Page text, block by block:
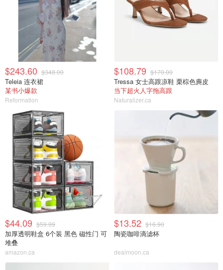
$243.60 $348.00
Teleia 连衣裙
某书小爆款
Reformation
$108.79 $170.00
Tressa 女士高跟凉鞋 栗棕色麂皮
当下超火人字拖高跟
Naturalizer.ca
$44.09 $59.99
加厚透明鞋盒 6个装 黑色 磁性门 可
堆叠
amazon.ca
$13.52 $16.90
陶瓷咖啡滴滤杯
dealmoon.ca